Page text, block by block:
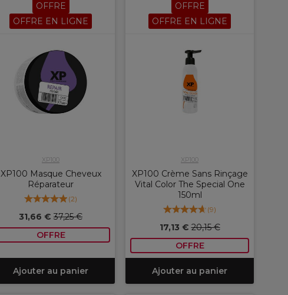
OFFRE
OFFRE EN LIGNE
XP100
XP100 Masque Cheveux
Réparateur
(2)
31,66 € 37,25 €
OFFRE
Ajouter au panier
OFFRE
OFFRE EN LIGNE
XP100
XP100 Crème Sans Rinçage
Vital Color The Special One
150ml
(9)
17,13 €20,15 €
OFFRE
Ajouter au panier